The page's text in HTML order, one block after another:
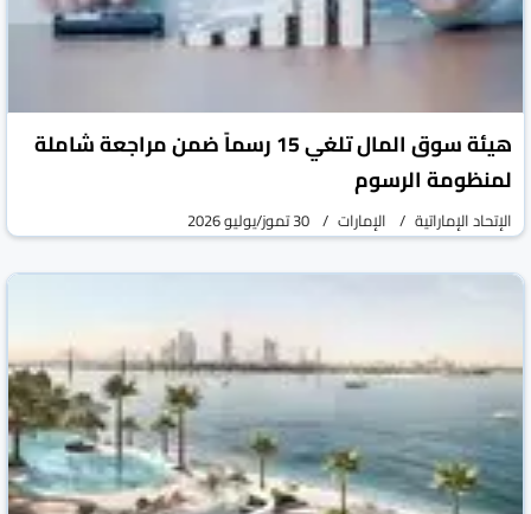
هيئة سوق المال تلغي 15 رسماً ضمن مراجعة شاملة
لمنظومة الرسوم
الإتحاد الإماراتية الإمارات 30 تموز/يوليو 2026